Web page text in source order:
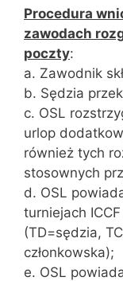
Procedura
zawodach
poczty:
a. Zawodnik
b. Sędzia
c. OSL
urlop
również tych
stosownych
d. OSL
turniejach
(TD=sędzia,
członkowska);
e. OSL